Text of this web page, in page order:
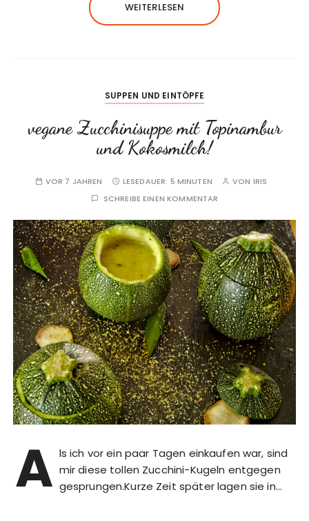
WEITERLESEN
SUPPEN UND EINTÖPFE
vegane Zucchinisuppe mit Topinambur
und Kokosmilch!
VOR 7 JAHREN LESEDAUER: 5 MINUTEN VON IRIS
SCHREIBE EINEN KOMMENTAR
A ls ich vor ein paar Tagen einkaufen war, sind
mir diese tollen Zucchini-Kugeln entgegen
gesprungen.Kurze Zeit später lagen sie in…